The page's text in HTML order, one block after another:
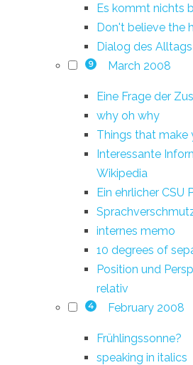
Es kommt nichts
Don't believe the
Dialog des Alltags
9 March 2008
Eine Frage der
why oh why
Things that
Interessante
Wikipedia
Ein ehrlicher CSU
internes memo
10 degrees of
Position und
relativ
4 February 2008
Frühlingssonne?
speaking in italics